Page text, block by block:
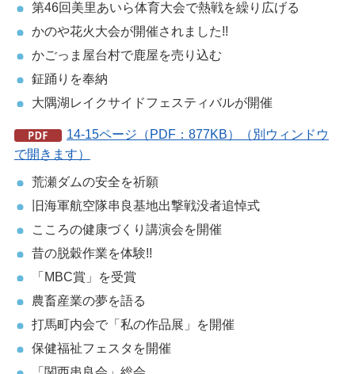
第46回美里あいら体育大会で熱戦を繰り広げる
かのや花火大会が開催されました!!
かごっま屋台村で鹿屋を売り込む
鉦踊りを奉納
大隅湖レイクサイドフェスティバルが開催
14-15ページ（PDF：877KB）（別ウィンドウ
で開きます）
荒瀬ダムの安全を祈願
旧海軍航空隊串良基地出撃戦没者追悼式
こころの健康づくり講演会を開催
昔の脱穀作業を体験!!
「MBC賞」を受賞
農畜産業の夢を語る
打馬町内会で「私の作品展」を開催
保健福祉フェスタを開催